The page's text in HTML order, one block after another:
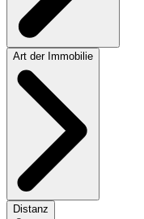
Art der Immobilie
Distanz